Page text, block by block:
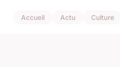
Accueil Actu Culture